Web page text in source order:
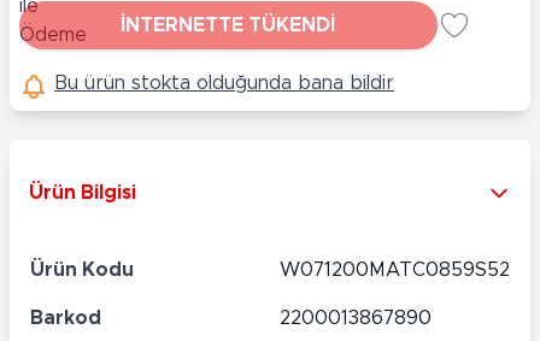
İNTERNETTE TÜKENDİ
Bu ürün stokta olduğunda bana bildir
Ürün Bilgisi
Ürün Kodu W071200MATC0859S52
Barkod 2200013867890